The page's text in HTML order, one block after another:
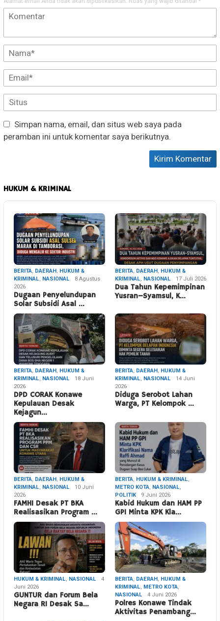
Simpan nama, email, dan situs web saya pada
peramban ini untuk komentar saya berikutnya.
HUKUM & KRIMINAL
BERITA, DAERAH, HUKUM &
KRIMINAL, NASIONAL
8 Agustus
2026
Dugaan Penyelundupan
Solar Subsidi Asal …
BERITA, DAERAH, HUKUM &
KRIMINAL, NASIONAL 17 Juli 2026
Dua Tahun Kepemimpinan
Yusran–Syamsul, K…
BERITA, DAERAH, HUKUM &
KRIMINAL, NASIONAL
18 Juni
2026
DPD CORAK Konawe
Kepulauan Desak
Kejagun…
BERITA, DAERAH, HUKUM &
KRIMINAL, NASIONAL
14 Juni
2026
Diduga Serobot Lahan
Warga, PT Kelompok …
BERITA, DAERAH, HUKUM &
KRIMINAL, NASIONAL
10 Juni
2026
FAMHI Desak PT BKA
Realisasikan Program …
BERITA, HUKUM & KRIMINAL,
METRO KOTA, NASIONAL,
POLITIK
9 Juni 2026
Kabid Hukum dan HAM PP
GPI Minta KPK Kla…
HUKUM & KRIMINAL, NASIONAL
4
Juni 2026
GUNTUR dan Forum Bela
Negara RI Desak Sa…
BERITA, DAERAH, HUKUM &
KRIMINAL, METRO KOTA,
NASIONAL
4 Juni 2026
Polres Konawe Tindak
Aktivitas Penambang…